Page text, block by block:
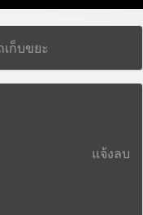
เก็บขยะ
แจ้งลบ